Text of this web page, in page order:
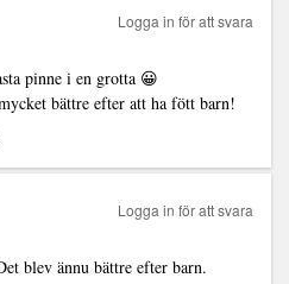
pinne i en grotta 😀
bättre efter att ha fött barn!
Logga in för att svara
blev ännu bättre efter barn.
Logga in för att svara